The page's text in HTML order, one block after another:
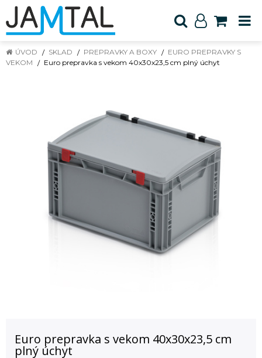
ÚVOD SKLAD PREPRAVKY A BOXY
EURO PREPRAVKY S
VEKOM
Euro prepravka s vekom 40x30x23,5 cm plný úchyt
Euro prepravka s vekom 40x30x23,5 cm
plný úchyt